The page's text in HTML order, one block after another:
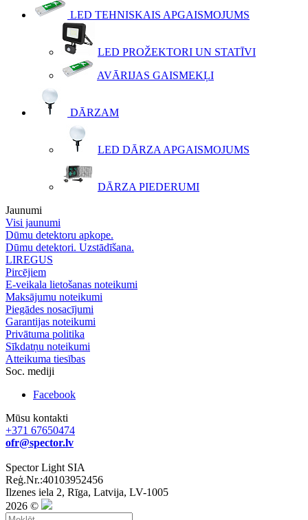
LED TEHNISKAIS APGAISMOJUMS
LED PROŽEKTORI UN STATĪVI
AVĀRIJAS GAISMEKĻI
DĀRZAM
LED DĀRZA APGAISMOJUMS
DĀRZA PIEDERUMI
Jaunumi
Visi jaunumi
Dūmu detektoru apkope.
Dūmu detektori. Uzstādīšana.
LIREGUS
Pircējiem
E-veikala lietošanas noteikumi
Maksājumu noteikumi
Piegādes nosacījumi
Garantijas noteikumi
Privātuma politika
Sīkdatņu noteikumi
Atteikuma tiesības
Soc. mediji
Facebook
Mūsu kontakti
+371 67650474
ofr@spector.lv
Spector Light SIA
Reģ.Nr.:40103952456
Ilzenes iela 2, Rīga, Latvija, LV-1005
2026 ©